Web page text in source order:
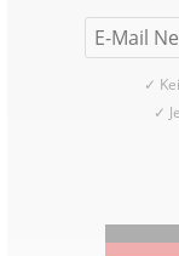
✓
✓